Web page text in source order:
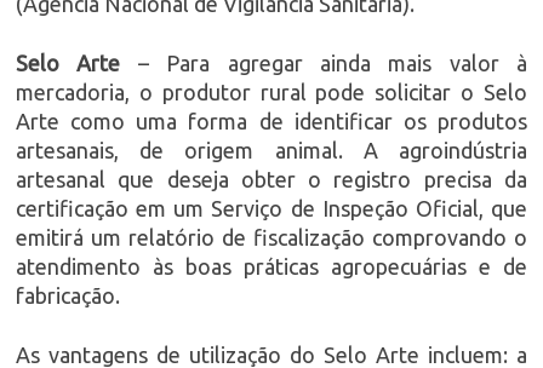
Selo Arte – Para agregar ainda mais valor à
mercadoria, o produtor rural pode solicitar o Selo
Arte como uma forma de identificar os produtos
artesanais, de origem animal. A agroindústria
artesanal que deseja obter o registro precisa da
certificação em um Serviço de Inspeção Oficial, que
emitirá um relatório de fiscalização comprovando o
atendimento às boas práticas agropecuárias e de
fabricação.
As vantagens de utilização do Selo Arte incluem: a